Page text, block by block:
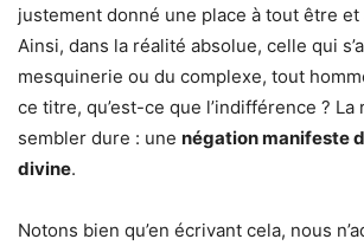
justement donné une place à tout être
Ainsi, dans la réalité absolue, celle qui
mesquinerie ou du complexe, tout
ce titre, qu’est-ce que l’indifférence ?
sembler dure : une négation manifeste
divine.
Notons bien qu’en écrivant cela, nous